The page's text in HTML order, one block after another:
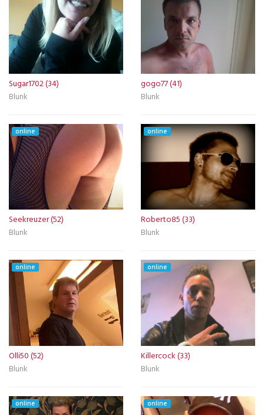
Sugar1702 (34)
Blunk
gogo77 (41)
Blunk
online
Seekreuzer (52)
Blunk
online
Roberto85 (33)
Blunk
online
Olli50 (52)
Blunk
online
Killercock (33)
Blunk
online online